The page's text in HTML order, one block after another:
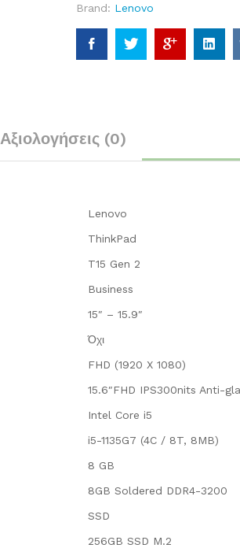
Brand: Lenovo
Αξιολογήσεις (0)
Lenovo
ThinkPad
T15 Gen 2
Business
15″ – 15.9″
Όχι
FHD (1920 X 1080)
15.6″FHD IPS300nits Anti-
Intel Core i5
i5-1135G7 (4C / 8T, 8MB)
8 GB
8GB Soldered DDR4-3200
SSD
256GB SSD M.2